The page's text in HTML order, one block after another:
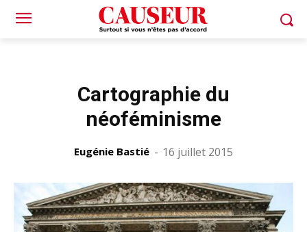
Cartographie du
néoféminisme
Eugénie Bastié - 16 juillet 2015